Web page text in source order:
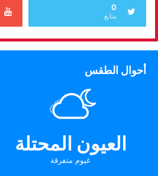
0
متابع
أحوال الطقس
العيون المحتلة
غيوم متفرقة